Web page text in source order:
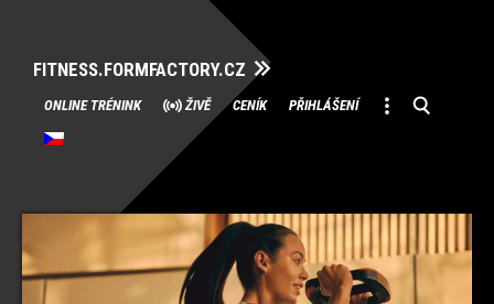
FITNESS.FORMFACTORY.CZ
Přeskočit
na
obsah
ONLINE TRÉNINK ŽIVĚ CENÍK PŘIHLÁŠENÍ